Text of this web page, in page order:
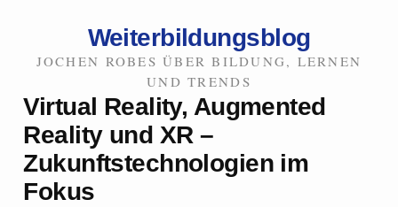
Weiterbildungsblog
JOCHEN ROBES ÜBER BILDUNG, LERNEN
UND TRENDS
Virtual Reality, Augmented
Reality und XR –
Zukunftstechnologien im
Fokus